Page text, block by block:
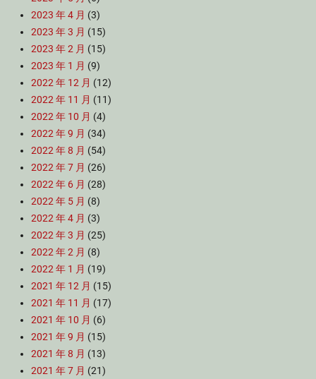
2023 年 4 月 (3)
2023 年 3 月 (15)
2023 年 2 月 (15)
2023 年 1 月 (9)
2022 年 12 月 (12)
2022 年 11 月 (11)
2022 年 10 月 (4)
2022 年 9 月 (34)
2022 年 8 月 (54)
2022 年 7 月 (26)
2022 年 6 月 (28)
2022 年 5 月 (8)
2022 年 4 月 (3)
2022 年 3 月 (25)
2022 年 2 月 (8)
2022 年 1 月 (19)
2021 年 12 月 (15)
2021 年 11 月 (17)
2021 年 10 月 (6)
2021 年 9 月 (15)
2021 年 8 月 (13)
2021 年 7 月 (21)